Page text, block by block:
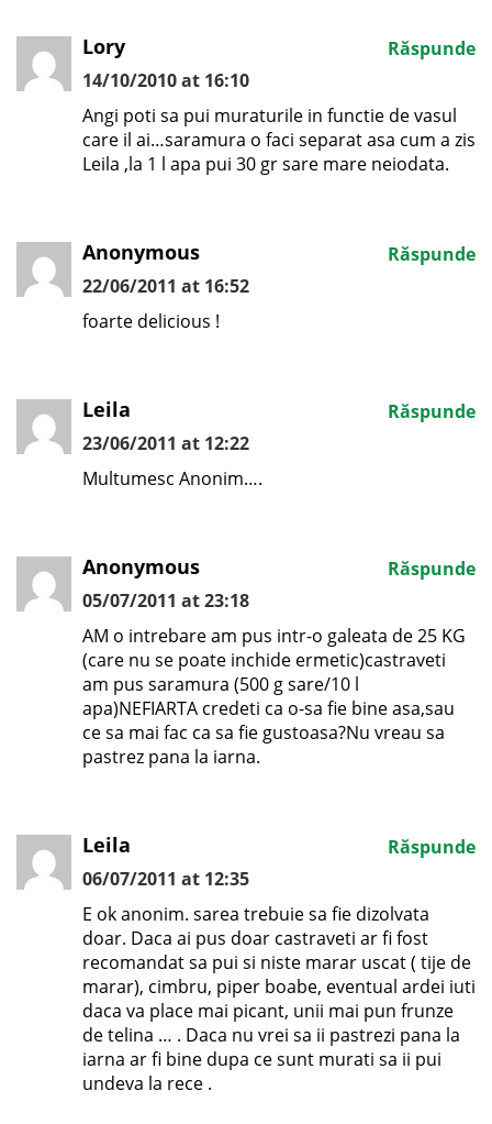
Lory
14/10/2010 at 16:10
Angi poti sa pui muraturile in functie de vasul
care il ai…saramura o faci separat asa cum a zis
Leila ,la 1 l apa pui 30 gr sare mare neiodata.
Răspunde
Anonymous
22/06/2011 at 16:52
foarte delicious !
Răspunde
Leila
23/06/2011 at 12:22
Multumesc Anonim….
Răspunde
Anonymous
05/07/2011 at 23:18
AM o intrebare am pus intr-o galeata de 25 KG
(care nu se poate inchide ermetic)castraveti
am pus saramura (500 g sare/10 l
apa)NEFIARTA credeti ca o-sa fie bine asa,sau
ce sa mai fac ca sa fie gustoasa?Nu vreau sa
pastrez pana la iarna.
Răspunde
Leila
06/07/2011 at 12:35
E ok anonim. sarea trebuie sa fie dizolvata
doar. Daca ai pus doar castraveti ar fi fost
recomandat sa pui si niste marar uscat ( tije de
marar), cimbru, piper boabe, eventual ardei iuti
daca va place mai picant, unii mai pun frunze
de telina … . Daca nu vrei sa ii pastrezi pana la
iarna ar fi bine dupa ce sunt murati sa ii pui
undeva la rece .
Răspunde